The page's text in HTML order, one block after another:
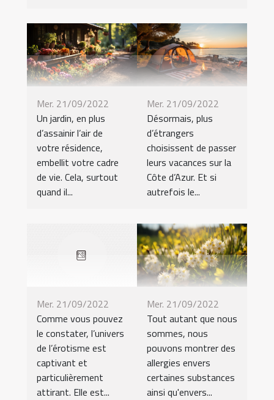
Mer. 21/09/2022
Un jardin, en plus
d’assainir l’air de
votre résidence,
embellit votre cadre
de vie. Cela, surtout
quand il...
Mer. 21/09/2022
Désormais, plus
d’étrangers
choisissent de passer
leurs vacances sur la
Côte d’Azur. Et si
autrefois le...
Mer. 21/09/2022
Comme vous pouvez
le constater, l’univers
de l’érotisme est
captivant et
particulièrement
attirant. Elle est...
Mer. 21/09/2022
Tout autant que nous
sommes, nous
pouvons montrer des
allergies envers
certaines substances
ainsi qu'envers...